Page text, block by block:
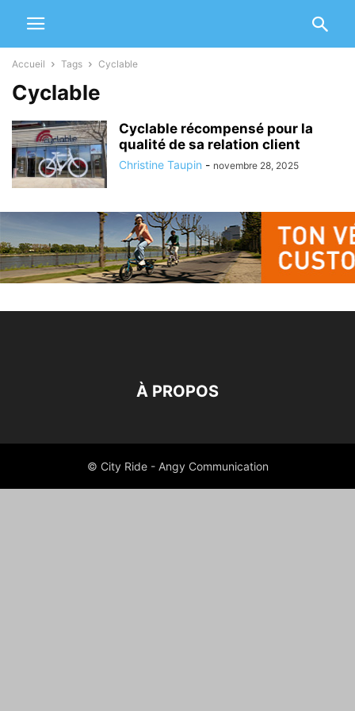
Accueil Tags Cyclable
Cyclable
Cyclable récompensé pour la
qualité de sa relation client
Christine Taupin - novembre 28, 2025
À PROPOS
© City Ride - Angy Communication